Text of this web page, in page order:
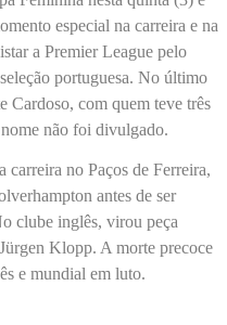
especial na carreira e na
a Premier League pelo
portuguesa. No último
Cardoso, com quem teve três
não foi divulgado.
carreira no Paços de Ferreira,
antes de ser
clube inglês, virou peça
Klopp. A morte precoce
e mundial em luto.